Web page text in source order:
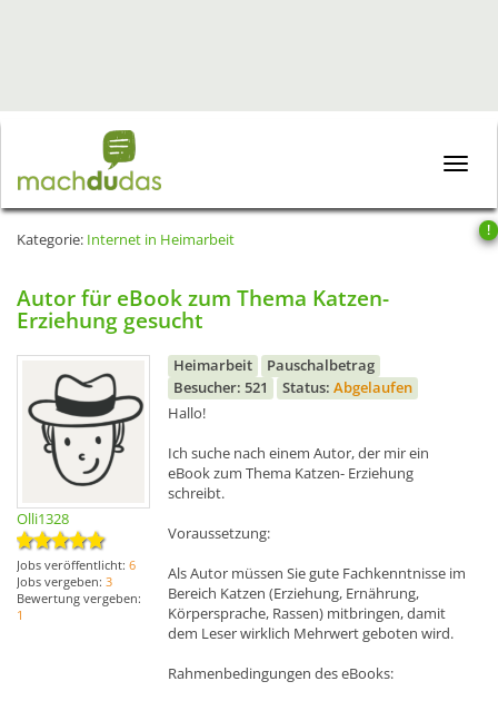
Toggle
!
Kategorie: Internet in Heimarbeit
Autor für eBook zum Thema Katzen-
Erziehung gesucht
Olli1328
Jobs veröffentlicht: 6
Jobs vergeben: 3
Bewertung vergeben:
1
Heimarbeit
Pauschalbetrag
Besucher: 521
Status: Abgelaufen
Hallo!
Ich suche nach einem Autor, der mir ein
eBook zum Thema Katzen- Erziehung
schreibt.
Voraussetzung:
Als Autor müssen Sie gute Fachkenntnisse im
Bereich Katzen (Erziehung, Ernährung,
Körpersprache, Rassen) mitbringen, damit
dem Leser wirklich Mehrwert geboten wird.
Rahmenbedingungen des eBooks: